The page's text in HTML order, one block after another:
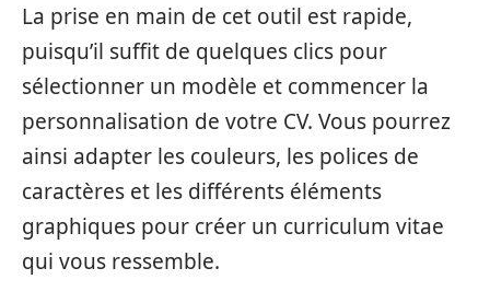
La prise en main de cet outil est rapide,
puisqu’il suffit de quelques clics pour
sélectionner un modèle et commencer la
personnalisation de votre CV. Vous pourrez
ainsi adapter les couleurs, les polices de
caractères et les différents éléments
graphiques pour créer un curriculum vitae
qui vous ressemble.